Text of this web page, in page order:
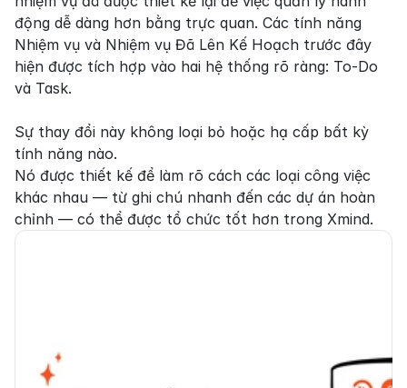
động dễ dàng hơn bằng trực quan. Các tính năng
Nhiệm vụ và Nhiệm vụ Đã Lên Kế Hoạch trước đây
hiện được tích hợp vào hai hệ thống rõ ràng: To-Do
và Task.
Sự thay đổi này không loại bỏ hoặc hạ cấp bất kỳ
tính năng nào.
Nó được thiết kế để làm rõ cách các loại công việc
khác nhau — từ ghi chú nhanh đến các dự án hoàn
chỉnh — có thể được tổ chức tốt hơn trong Xmind.